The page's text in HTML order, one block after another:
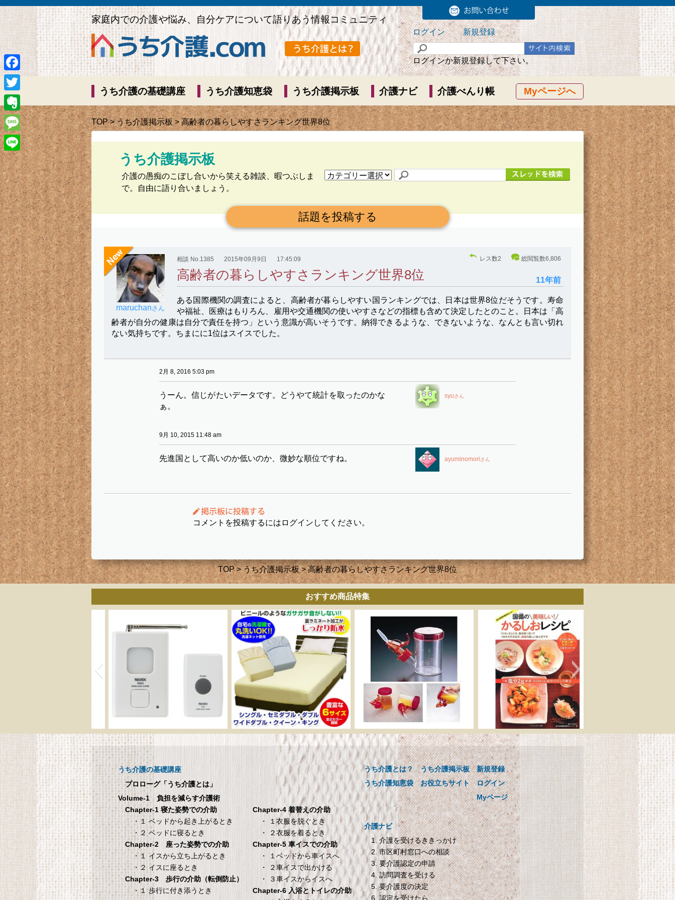
家庭内での介護や悩み、自分ケアについて語りあう情報コミュニティ
ログイン 新規登録
ログインか新規登録して下さい。
Myページへ
うち介護の基礎講座 うち介護知恵袋 うち介護掲示板 介護ナビ 介護べんり帳
TOP>うち介護掲示板> 高齢者の暮らしやすさランキング世界8位
うち介護掲示板
介護の愚痴のこぼし合いから笑える雑談、暇つぶしま
で。自由に語り合いましょう。
話題を投稿する
maruchanさん
相談 No.1385 2015年09月9日 17:45:09
高齢者の暮らしやすさランキング世界8位
ある国際機関の調査によると、高齢者が暮らしやすい国ランキングでは、日本は世界8位だそうです。寿命
や福祉、医療はもりろん、雇用や交通機関の使いやすさなどの指標も含めて決定したとのこと。日本は「高
齢者が自分の健康は自分で責任を持つ」という意識が高いそうです。納得できるような、できないような、なんとも言い切れ
ない気持ちです。ちまにに1位はスイスでした。
11年前
レス数2 総閲覧数6,806
2月 8, 2016 5:03 pm
syuさん
うーん。信じがたいデータです。どうやて統計を取ったのかな
ぁ。
9月 10, 2015 11:48 am
ayuminomoriさん
先進国として高いのか低いのか、微妙な順位ですね。
コメントを投稿するにはログインしてください。
TOP>うち介護掲示板> 高齢者の暮らしやすさランキング世界8位
おすすめ商品特集
際病院の 愛情健
康レシピ
病院の 愛情健康レシピ
呼び出しチャイムセット
X810
呼び出しチャイムセット X810
メーカー直販 ベッド用ボ
ックスシーツ 防水シー
ツ 【介護シーツ･ベッド
用防水シーツ】シングル
100×200×30cm クリーム
メーカー直販 ベッド用ボックス
シーツ 防水シーツ 【介護シーツ･
ベッド用防水シーツ】シングル
100×200×30cm クリーム
介助用食器 らくらくゴ
ックンスープ・お茶用
【介護用品】
介助用食器 らくらくゴックンス
ープ・お茶用【介護用品】
国循の美味しい! かるし
おレシピ 0.1mlまで量れ
る! かるしおスプーン3本
セットつき
国循の美味しい! かるしおレシピ
0.1mlまで量れる! かるしおスプー
ン3本セットつき
タンスのゲン 介護用ベ
ッドテーブル キャスタ
ー付き 伸縮式 高さ調節
可能 Licht リヒト
TANITA 【乗った人をピ
タリと当てる「乗るピタ
機能」搭載】 体組成計
ホワイト BC-754-WH
オムロン HEM-7200 自
動血圧計
オムロン HEM-7200 自動血圧計
SHARP プラズマクラス
ター搭載 加湿機 気化式
パーソナルタイプ ブル
ー系 HV-C30-A
うち介護の基礎講座
プロローグ「うち介護とは」
Volume-1 負担を減らす介護術
Chapter-1 寝た姿勢での介助
・１ ベッドから起き上がるとき
・２ ベッドに寝るとき
Chapter-2 座った姿勢での介助
・１ イスから立ち上がるとき
・２ イスに座るとき
Chapter-3 歩行の介助（転倒防止）
・１ 歩行に付き添うとき
Chapter-4 着替えの介助
・ １衣服を脱ぐとき
・ ２衣服を着るとき
Chapter-5 車イスでの介助
・ １ベッドから車イスへ
・ ２車イスで出かける
・ ３車イスからイスへ
Chapter-6 入浴とトイレの介助
うち介護とは？
うち介護知恵袋
うち介護掲示板
お役立ちサイト
新規登録
ログイン
Myページ
介護ナビ
1. 介護を受けるききっかけ
2. 市区町村窓口への相談
3. 要介護認定の申請
4. 訪問調査を受ける
5. 要介護度の決定
6. 認定を受けたら
Facebook
Twitter
Evernote
Message
Line